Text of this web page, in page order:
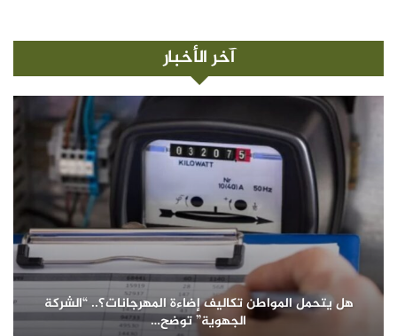
آخر الأخبار
هل يتحمل المواطن تكاليف إضاءة المهرجانات؟.. “الشركة
الجهوية” توضح…